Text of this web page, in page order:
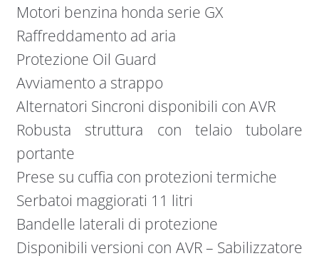
Motori benzina honda serie GX
Raffreddamento ad aria
Protezione Oil Guard
Avviamento a strappo
Alternatori Sincroni disponibili con AVR
Robusta struttura con telaio tubolare
portante
Prese su cuffia con protezioni termiche
Serbatoi maggiorati 11 litri
Bandelle laterali di protezione
Disponibili versioni con AVR – Sabilizzatore